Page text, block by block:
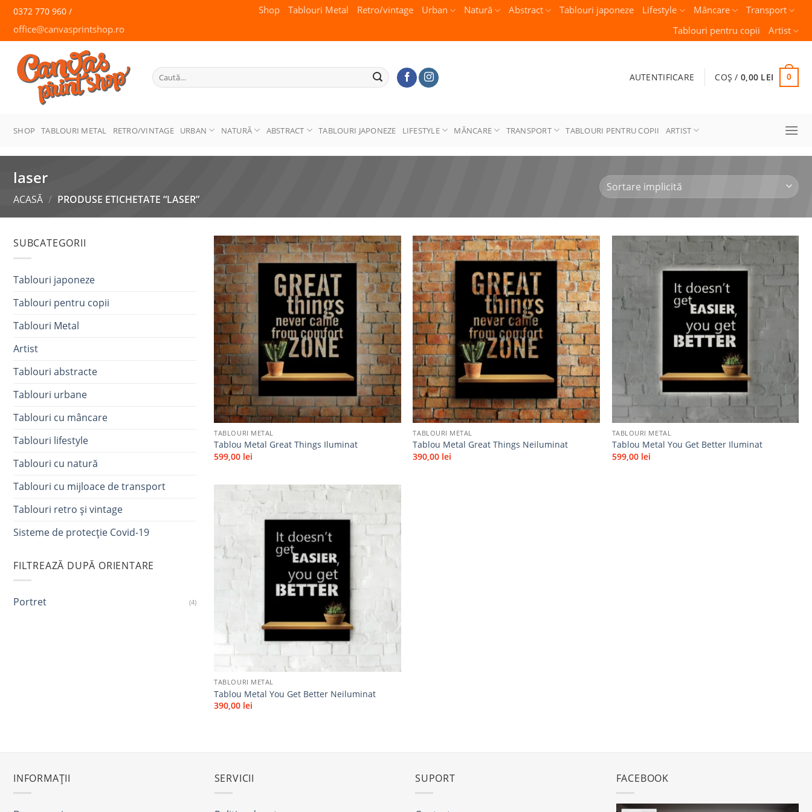
Skip
content
0372 770 960 /
office@canvasprintshop.ro
Shop Tablouri Metal Retro/vintage Urban Natură Abstract Tablouri japoneze Lifestyle Mâncare
Transport
Tablouri pentru copii
Artist
CANVAS
PRINT SHOP
Caută
după:
AUTENTIFICARE COȘ / 0,00 LEI 0
SHOP TABLOURI METAL RETRO/VINTAGE URBAN NATURĂ ABSTRACT TABLOURI JAPONEZE LIFESTYLE MÂNCARE TRANSPORT TABLOURI PENTRU COPII ARTIST
laser
ACASĂ / PRODUSE ETICHETATE “LASER”
SUBCATEGORII
Tablouri japoneze
Tablouri pentru copii
Tablouri Metal
Artist
Tablouri abstracte
Tablouri urbane
Tablouri cu mâncare
Tablouri lifestyle
Tablouri cu natură
Tablouri cu mijloace de transport
Tablouri retro și vintage
Sisteme de protecție Covid-19
FILTREAZĂ DUPĂ ORIENTARE
Portret (4)
Adaugă
la
favorite
+
TABLOURI METAL
Tablou Metal Great Things Iluminat
599,00 lei
Adaugă
la
favorite
+
TABLOURI METAL
Tablou Metal Great Things Neiluminat
390,00 lei
Adaugă
la
favorite
TABLOURI METAL
Tablou Metal You Get Better Iluminat
599,00 lei
favorite
TABLOURI METAL
Tablou Metal You Get Better Neiluminat
390,00 lei
INFORMAȚII SERVICII SUPORT FACEBOOK